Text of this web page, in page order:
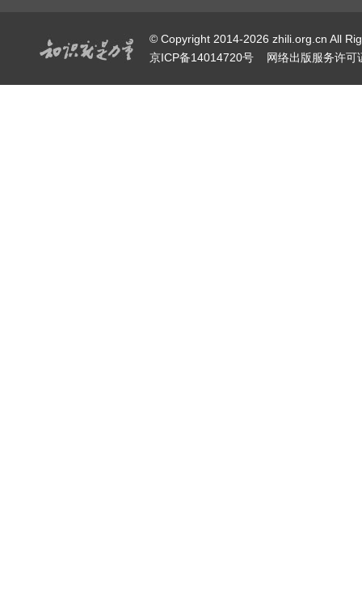
© Copyright 2014-2026 zhili.org.cn All
京ICP备14014720号
网络出版服务许可